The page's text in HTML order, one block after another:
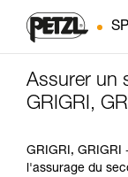
Assurer un
GRIGRI,
GRIGRI, GRIGRI
l'assurage du